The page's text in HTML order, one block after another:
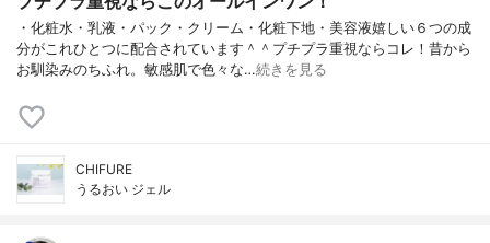
・化粧水・乳液・パック・クリーム・化粧下地・美容液嬉しい６つの成
分がこれひとつに配合されています＾＾プチプラ重視ならコレ！昔から
お馴染みのちふれ。敏感肌で色々な…続きを見る
CHIFURE
うるおい ジェル